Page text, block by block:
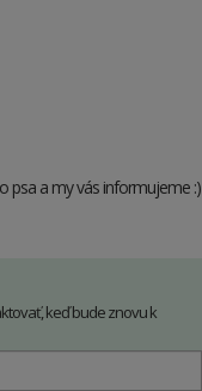
psa a my vás informujeme :)
keď bude znovu k